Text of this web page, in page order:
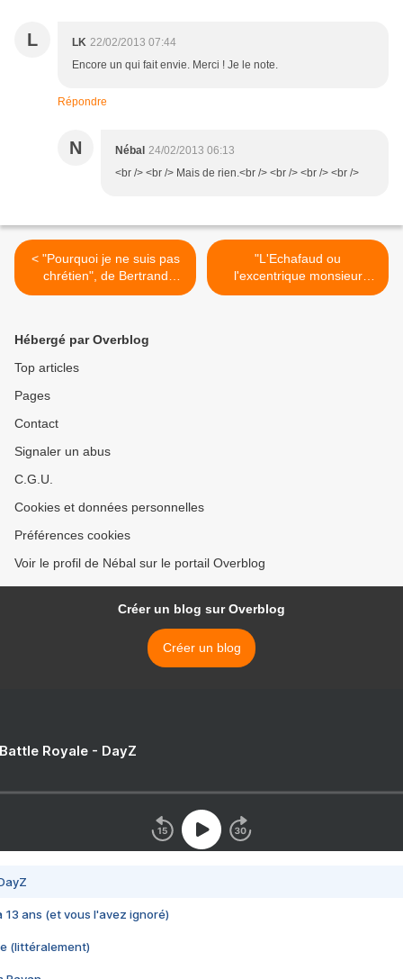
L LK 22/02/2013 07:44
Encore un qui fait envie. Merci ! Je le note.
Répondre
N Nébal 24/02/2013 06:13
<br /> <br /> Mais de rien.<br /> <br /> <br /> <br />
< "Pourquoi je ne suis pas
chrétien", de Bertrand
Russell
"L'Echafaud ou
l'excentrique monsieur
Céraste", de Gérald
Hébergé par Overblog
Top articles
Pages
Contact
Signaler un abus
C.G.U.
Cookies et données personnelles
Préférences cookies
Voir le profil de Nébal sur le portail Overblog
Créer un blog sur Overblog
Créer un blog
Royale - DayZ
13 ans (et vous l'avez ignoré)
(littéralement)